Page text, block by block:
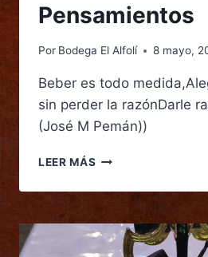
Pensamientos
Por Bodega El Alfolí 8 mayo,
Beber es todo
sin perder la razónDarle
(José M Pemán))
LEER MÁS